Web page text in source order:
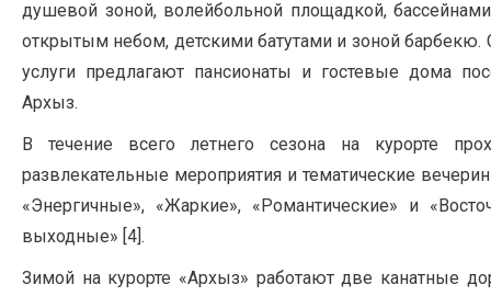
душевой зоной, волейбольной площадкой,
открытым небом, детскими батутами и зоной барбекю.
услуги предлагают пансионаты и гостевые дома
Архыз.
В течение всего летнего сезона на курорте
развлекательные мероприятия и тематические
«Энергичные», «Жаркие», «Романтические» и
выходные» [4].
Зимой на курорте «Архыз» работают две канатные